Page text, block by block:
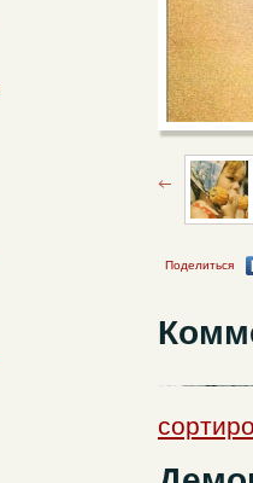
Поделиться